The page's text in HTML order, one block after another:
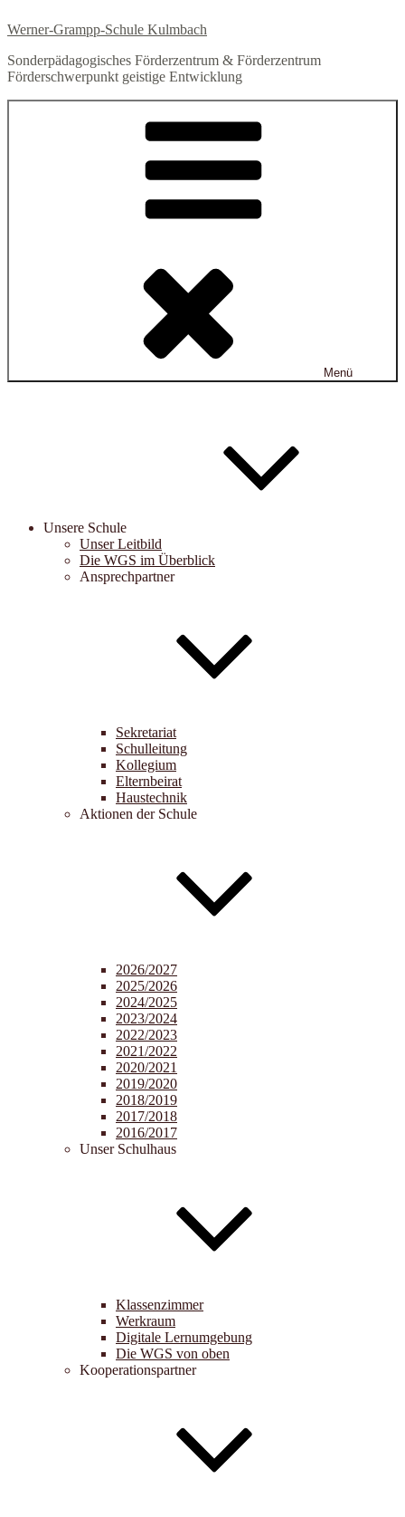
Inhalt
Werner-Grampp-Schule Kulmbach
Sonderpädagogisches Förderzentrum & Förderzentrum
Förderschwerpunkt geistige Entwicklung
Menü
Unsere Schule
Unser Leitbild
Die WGS im Überblick
Ansprechpartner
Sekretariat
Schulleitung
Kollegium
Elternbeirat
Haustechnik
Aktionen der Schule
2026/2027
2025/2026
2024/2025
2023/2024
2022/2023
2021/2022
2020/2021
2019/2020
2018/2019
2017/2018
2016/2017
Unser Schulhaus
Klassenzimmer
Werkraum
Digitale Lernumgebung
Die WGS von oben
Kooperationspartner